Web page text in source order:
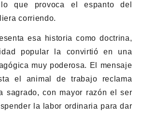
que provoca el espanto del
corriendo.
esa historia como doctrina,
popular la convirtió en una
muy poderosa. El mensaje
el animal de trabajo reclama
sagrado, con mayor razón el ser
la labor ordinaria para dar